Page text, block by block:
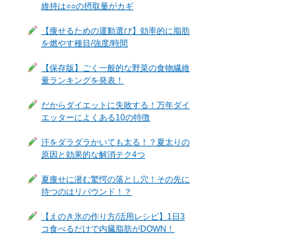
維持は○○の摂取量がカギ
【痩せるための運動選び】効率的に脂肪
を燃やす種目/強度/時間
【保存版】ごく一般的な野菜の食物繊維
量ランキングを発表！
だからダイエットに失敗する！万年ダイ
エッターによくある10の特徴
汗をダラダラかいても太る！？夏太りの
原因と効果的な解消テク4つ
夏痩せに潜む驚愕の落とし穴！その先に
待つのはリバウンド！？
【えのき氷の作り方/活用レシピ】1日3
コ食べるだけで内臓脂肪がDOWN！